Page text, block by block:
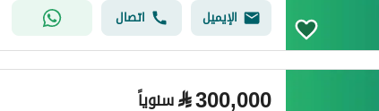
الإيميل اتصال
⃁300,000 سنوياً